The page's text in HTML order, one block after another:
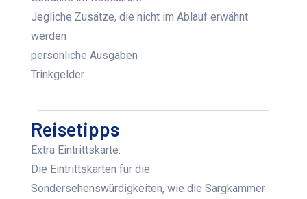
Jegliche Zusätze, die nicht im Ablauf erwähnt
werden
persönliche Ausgaben
Trinkgelder
Reisetipps
Extra Eintrittskarte:
Die Eintrittskarten für die
Sondersehenswürdigkeiten, wie die Sargkammer